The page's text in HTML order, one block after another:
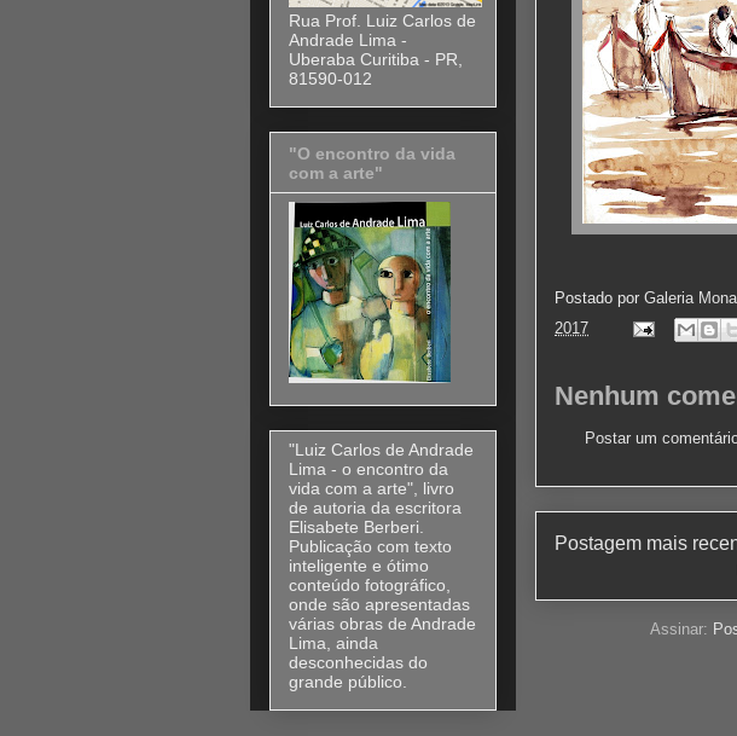
Postado por Galeria
2017
Nenhum
Postar um
Postagem mais
Assinar:
Rua Prof. Luiz Carlos de
Andrade Lima -
Uberaba Curitiba - PR,
81590-012
"O encontro da vida
com a arte"
"Luiz Carlos de Andrade
Lima - o encontro da
vida com a arte", livro
de autoria da escritora
Elisabete Berberi.
Publicação com texto
inteligente e ótimo
conteúdo fotográfico,
onde são apresentadas
várias obras de Andrade
Lima, ainda
desconhecidas do
grande público.